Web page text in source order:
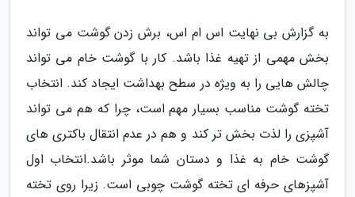
به گزارش بی نهایت اس ام اس، برش زدن گوشت می تواند
بخش مهمی از تهیه غذا باشد. کار با گوشت خام می تواند
چالش هایی را به ویژه در سطح بهداشت ایجاد کند. انتخاب
تخته گوشت مناسب بسیار مهم است، چرا که هم می تواند
آشپزی را لذت بخش تر کند و هم در عدم انتقال باکتری های
گوشت خام به غذا و دستان شما موثر باشد.انتخاب اول
آشپزهای حرفه ای تخته گوشت چوبی است. زیرا روی تخته